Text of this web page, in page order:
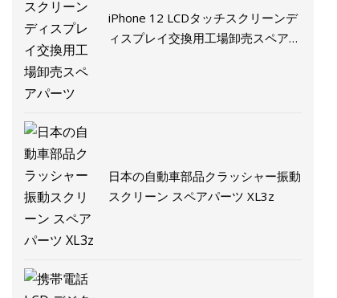
iPhone 12 LCDタッチスクリーンデ
ィスプレイ交​​換用工場卸売スペアパ
日本の自動車部品クラッシャー振動
スクリーン スペアパーツ XL3z